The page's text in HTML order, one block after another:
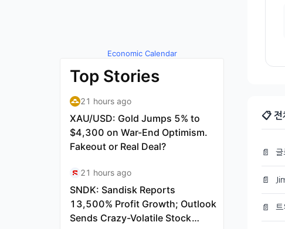
Economic Calendar
by TradingView
📋 전
📄 글
📄
📄 트